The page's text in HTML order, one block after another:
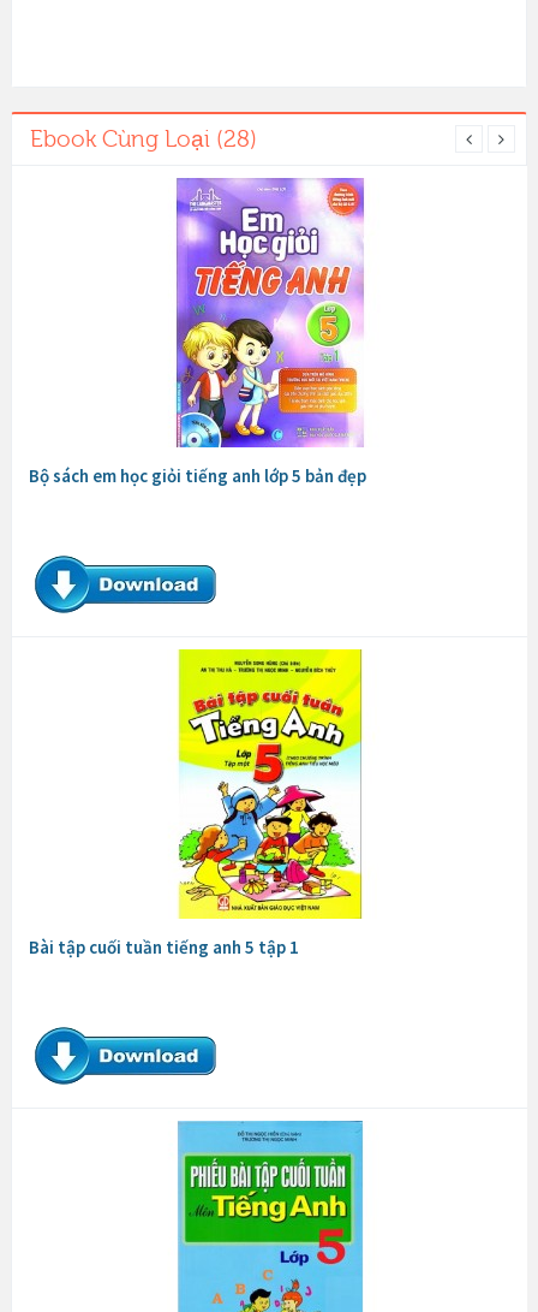
Ebook Cùng Loại (28)
Bộ sách em học giỏi tiếng anh lớp 5 bản đẹp
Bài tập cuối tuần tiếng anh 5 tập 1